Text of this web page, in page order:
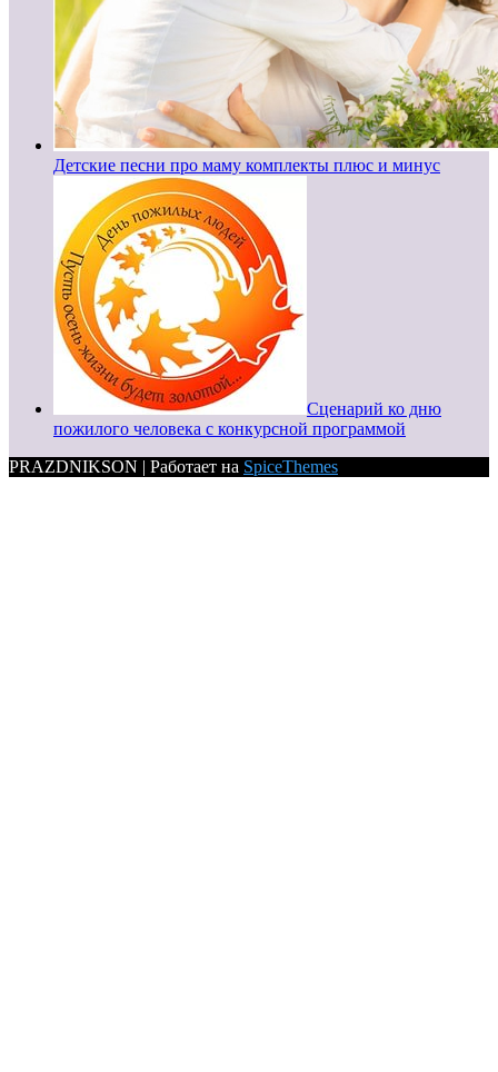
Детские песни про маму комплекты плюс и минус
Сценарий ко дню
пожилого человека с конкурсной программой
PRAZDNIKSON | Работает на SpiceThemes